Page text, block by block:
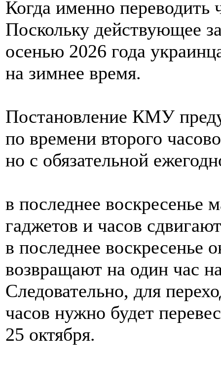
Когда именно
Поскольку действующее
осенью 2026 года
на зимнее время.
Постановление КМУ
по времени второго
но с обязательной
в последнее воскресенье
гаджетов и часов
в последнее воскресенье
возвращают на один час
Следовательно, для
часов нужно будет
25 октября.